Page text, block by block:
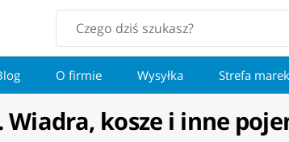
O firmie Wysyłka Strefa marek
kosze i inne